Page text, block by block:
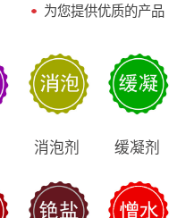
为您提供优质的产品
消泡剂 缓凝剂